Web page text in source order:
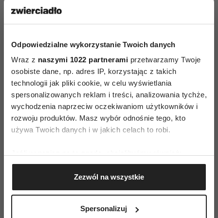
Odpowiedzialne wykorzystanie Twoich danych
Wraz z naszymi 1022 partnerami przetwarzamy Twoje
osobiste dane, np. adres IP, korzystając z takich
technologii jak pliki cookie, w celu wyświetlania
spersonalizowanych reklam i treści, analizowania tychże,
wychodzenia naprzeciw oczekiwaniom użytkowników i
rozwoju produktów. Masz wybór odnośnie tego, kto
używa Twoich danych i w jakich celach to robi.
Gromadzić dane dotyczące Twojej lokalizacji
geograficznej z dokładnością nawet do kilku metrów
Identyfikować Twoje urządzenie, aktywnie
(fingerprinting, czyli wirtualny odcisk palca)
Zezwól na wszystkie
Spersonalizuj
Wyjeżdżasz na wakacje z rodziną albo paczką
znajomych? Nie zamykaj się w ich
kręgu, rozmawiaj z napotkanymi ludźmi. Jeśli
zostajesz w domu, wykorzystaj internet, żeby
wymiana doświadczeń. Jeśli otaczają cię ludzie,
którzy ciągle stoją w miejscu, zmień to - poznaj